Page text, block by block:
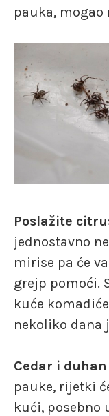
pauka,
Poslažite
jednostavno
mirise pa će
grejp pomoći.
kuće
nekoliko dana
Cedar i
pauke, rijetki
kući, posebno